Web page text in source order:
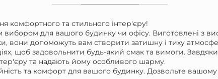
комфортного та стильного інтер'єру!
вибором для вашого будинку чи офісу. Виготовлені з
вони допоможуть вам створити затишну і тиху
щоб задовольнити будь-який смак та вимоги.
та надають йому особливого шарму.
та комфорт для вашого будинку. Дозвольте